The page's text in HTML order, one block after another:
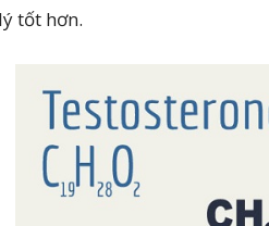
tốt hơn.